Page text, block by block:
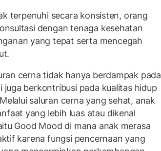
terpenuhi secara konsisten, orang
dengan tenaga kesehatan
yang tepat serta mencegah
cerna tidak hanya berdampak pada
juga berkontribusi pada kualitas hidup
saluran cerna yang sehat, anak
yang lebih luas atau dikenal
Good Mood di mana anak merasa
karena fungsi pencernaan yang